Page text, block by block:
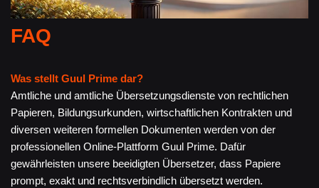
FAQ
Was stellt Guul Prime dar?
Amtliche und amtliche Übersetzungsdienste von rechtlichen
Papieren, Bildungsurkunden, wirtschaftlichen Kontrakten und
diversen weiteren formellen Dokumenten werden von der
professionellen Online-Plattform Guul Prime. Dafür
gewährleisten unsere beeidigten Übersetzer, dass Papiere
prompt, exakt und rechtsverbindlich übersetzt werden.